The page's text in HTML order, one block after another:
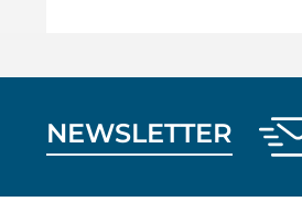
NEWSLETTER